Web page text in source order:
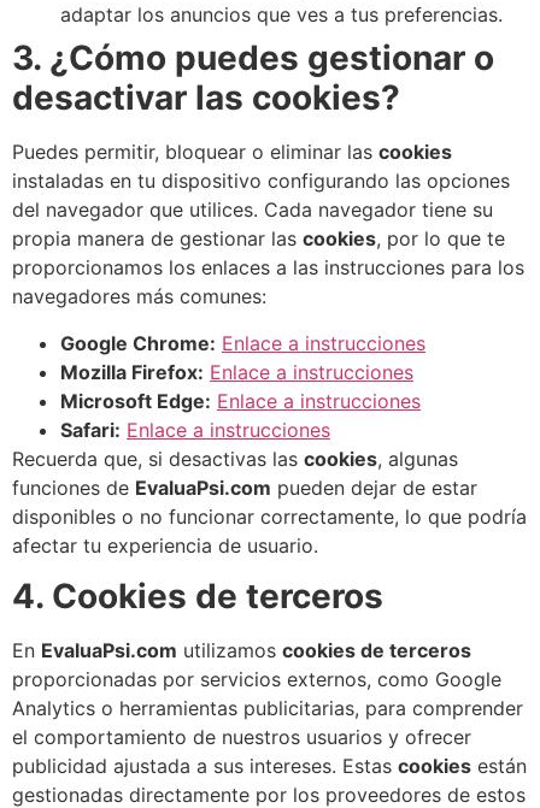
adaptar los anuncios que ves a tus preferencias.
3. ¿Cómo puedes gestionar o
desactivar las cookies?
Puedes permitir, bloquear o eliminar las cookies
instaladas en tu dispositivo configurando las opciones
del navegador que utilices. Cada navegador tiene su
propia manera de gestionar las cookies, por lo que te
proporcionamos los enlaces a las instrucciones para los
navegadores más comunes:
Google Chrome: Enlace a instrucciones
Mozilla Firefox: Enlace a instrucciones
Microsoft Edge: Enlace a instrucciones
Safari: Enlace a instrucciones
Recuerda que, si desactivas las cookies, algunas
funciones de EvaluaPsi.com pueden dejar de estar
disponibles o no funcionar correctamente, lo que podría
afectar tu experiencia de usuario.
4. Cookies de terceros
En EvaluaPsi.com utilizamos cookies de terceros
proporcionadas por servicios externos, como Google
Analytics o herramientas publicitarias, para comprender
el comportamiento de nuestros usuarios y ofrecer
publicidad ajustada a sus intereses. Estas cookies están
gestionadas directamente por los proveedores de estos